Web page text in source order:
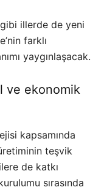
illerde de yeni
farklı
yaygınlaşacak.
ve ekonomik
kapsamında
teşvik
de katkı
sırasında